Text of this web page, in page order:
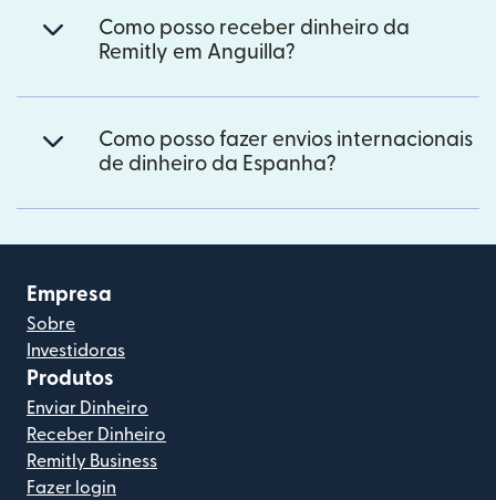
Como posso receber dinheiro da
Remitly em Anguilla?
Como posso fazer envios internacionais
de dinheiro da Espanha?
Empresa
Sobre
Investidoras
Produtos
Enviar Dinheiro
Receber Dinheiro
Remitly Business
Fazer login